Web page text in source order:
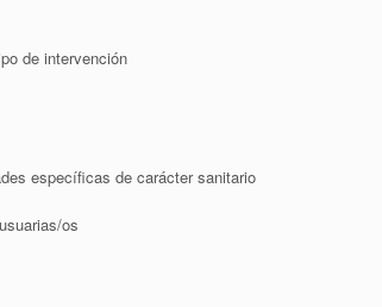
de intervención
específicas de carácter sanitario
os